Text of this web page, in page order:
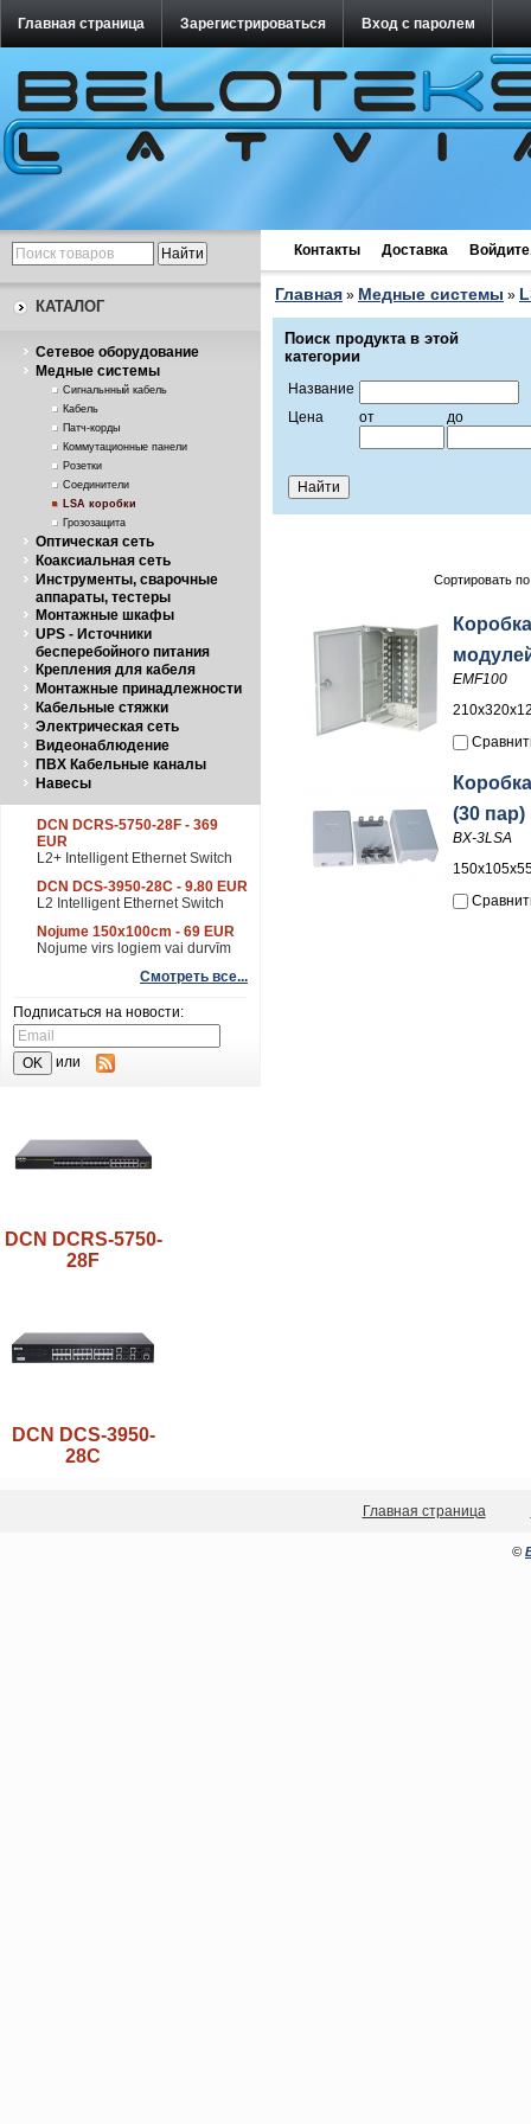
Главная страница Зарегистрироваться Вход с паролем
КАТАЛОГ
Cетевое оборудование
Медные системы
Сигнальнный кабель
Кабель
Патч-корды
Коммутационные панели
Розетки
Соединители
LSA коробки
Грозозащита
Оптическая сеть
Коаксиальная сеть
Инструменты, сварочные
аппараты, тестеры
Монтажные шкафы
UPS - Источники
бесперебойного питания
Крепления для кабеля
Монтажные принадлежности
Кабельные стяжки
Электрическая сеть
Видеонаблюдение
ПВХ Кабельные каналы
Навесы
DCN DCRS-5750-28F - 369
EUR
L2+ Intelligent Ethernet Switch
DCN DCS-3950-28C - 9.80 EUR
L2 Intelligent Ethernet Switch
Nojume 150x100cm - 69 EUR
Nojume virs logiem vai durvīm
Смотреть все...
Подписаться на новости:
или
DCN DCRS-5750-
28F
DCN DCS-3950-
28C
Контакты Доставка
Главная » Медные системы »
Поиск продукта в этой
категории
Название
Цена
от до
Сортировать
EMF100
(30 пар)
BX-3LSA
Главная страница
©